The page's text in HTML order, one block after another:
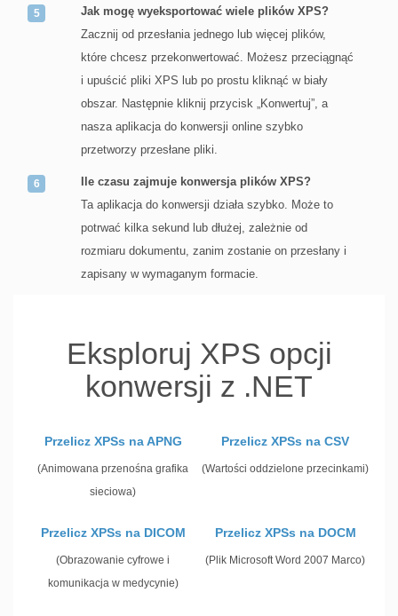
Jak mogę wyeksportować wiele plików XPS?
Zacznij od przesłania jednego lub więcej plików,
które chcesz przekonwertować. Możesz przeciągnąć
i upuścić pliki XPS lub po prostu kliknąć w biały
obszar. Następnie kliknij przycisk „Konwertuj”, a
nasza aplikacja do konwersji online szybko
przetworzy przesłane pliki.
Ile czasu zajmuje konwersja plików XPS?
Ta aplikacja do konwersji działa szybko. Może to
potrwać kilka sekund lub dłużej, zależnie od
rozmiaru dokumentu, zanim zostanie on przesłany i
zapisany w wymaganym formacie.
Eksploruj XPS opcji
konwersji z .NET
Przelicz XPSs na APNG
(Animowana przenośna grafika
sieciowa)
Przelicz XPSs na CSV
(Wartości oddzielone przecinkami)
Przelicz XPSs na DICOM
(Obrazowanie cyfrowe i
komunikacja w medycynie)
Przelicz XPSs na DOCM
(Plik Microsoft Word 2007 Marco)